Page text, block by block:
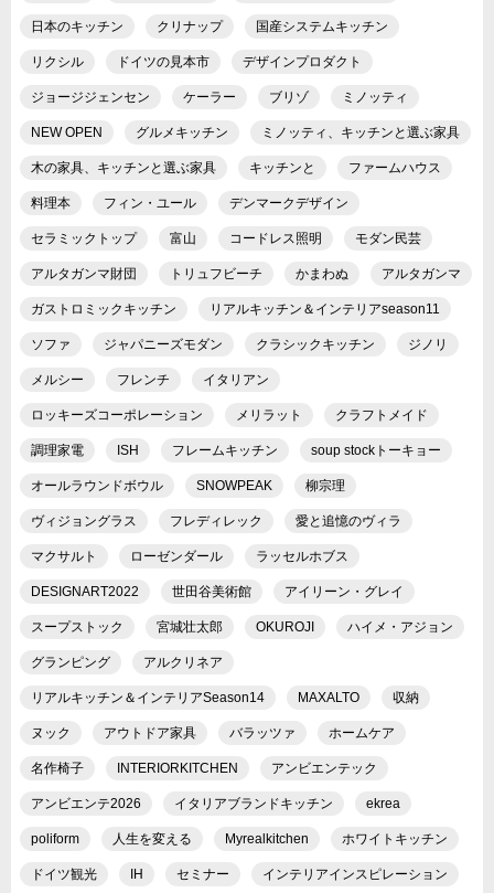
日本のキッチン クリナップ 国産システムキッチン
リクシル ドイツの見本市 デザインプロダクト
ジョージジェンセン ケーラー ブリゾ ミノッティ
NEW OPEN グルメキッチン ミノッティ、キッチンと選ぶ家具
木の家具、キッチンと選ぶ家具 キッチンと ファームハウス
料理本 フィン・ユール デンマークデザイン
セラミックトップ 富山 コードレス照明 モダン民芸
アルタガンマ財団 トリュフビーチ かまわぬ アルタガンマ
ガストロミックキッチン リアルキッチン＆インテリアseason11
ソファ ジャパニーズモダン クラシックキッチン ジノリ
メルシー フレンチ イタリアン
ロッキーズコーポレーション メリラット クラフトメイド
調理家電 ISH フレームキッチン soup stockトーキョー
オールラウンドボウル SNOWPEAK 柳宗理
ヴィジョングラス フレディレック 愛と追憶のヴィラ
マクサルト ローゼンダール ラッセルホブス
DESIGNART2022 世田谷美術館 アイリーン・グレイ
スープストック 宮城壮太郎 OKUROJI ハイメ・アジョン
グランピング アルクリネア
リアルキッチン＆インテリアSeason14 MAXALTO 収納
ヌック アウトドア家具 バラッツァ ホームケア
名作椅子 INTERIORKITCHEN アンビエンテック
アンビエンテ2026 イタリアブランドキッチン ekrea
poliform 人生を変える Myrealkitchen ホワイトキッチン
ドイツ観光 IH セミナー インテリアインスピレーション